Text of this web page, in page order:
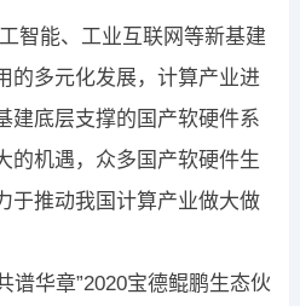
智能、工业互联网等新基建
的多元化发展，计算产业进
建底层支撑的国产软硬件系
的机遇，众多国产软硬件生
于推动我国计算产业做大做
谱华章”2020宝德鲲鹏生态伙